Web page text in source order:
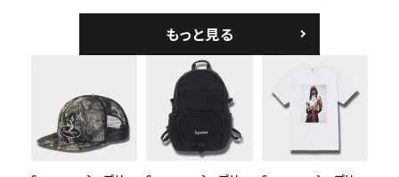
シックロゴ 6パネルキ
ャップ ブラック
もっと見る